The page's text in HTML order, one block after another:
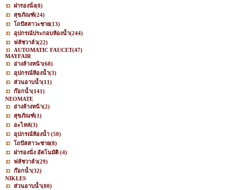
ฝารองนั่ง(8)
สุขภัณฑ์(24)
โถปัสสาวะชาย(13)
อุปกรณ์ประกอบห้องน้ำ(244)
ฟลัชวาล์ว(22)
AUTOMATIC FAUCET(47)
MAYFAIR
อ่างล้างหน้า(68)
อุปกรณ์ห้องน้ำ(3)
ส่วนอาบน้ำ(11)
ก๊อกน้ำ(141)
NEOMATE
อ่างล้างหน้า(2)
สุขภัณฑ์(1)
อะไหล่(3)
อุปกรณ์ห้องน้ำ (50)
โถปัสสาวะชาย(8)
ฝารองนั่ง อัตโนมัติ (4)
ฟลัชวาล์ว(29)
ก๊อกน้ำ(32)
NIKLES
ส่วนอาบน้ำ(80)